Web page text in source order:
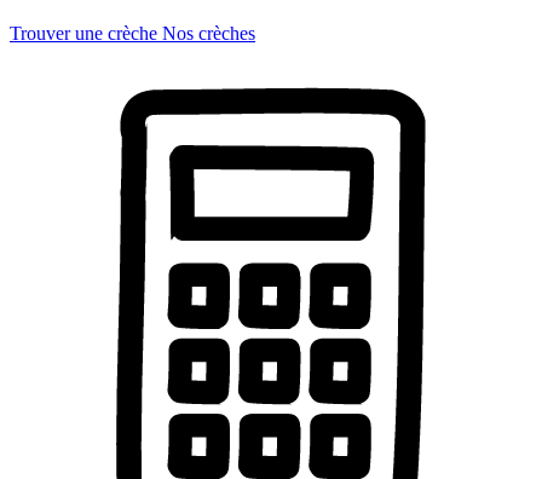
Trouver une crèche Nos crèches